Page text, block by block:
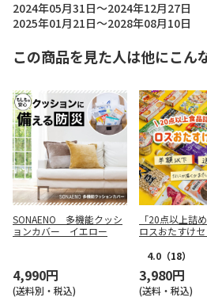
2024年05月31日～2024年12月27日
2025年01月21日～2028年08月10日
この商品を見た人は他にこん
SONAENO 多機能クッシ
ョンカバー イエロー
4,990円
(送料別・税込)
「20点以上詰
ロスおたすけセ
4.0 （18）
3,980円
(送料・税込)